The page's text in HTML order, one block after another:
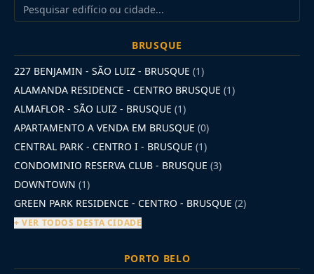
BRUSQUE
227 BENJAMIN - SÃO LUIZ - BRUSQUE (1)
ALAMANDA RESIDENCE - CENTRO BRUSQUE (1)
ALMAFLOR - SÃO LUIZ - BRUSQUE (1)
APARTAMENTO A VENDA EM BRUSQUE (0)
CENTRAL PARK - CENTRO I - BRUSQUE (1)
CONDOMINIO RESERVA CLUB - BRUSQUE (3)
DOWNTOWN (1)
GREEN PARK RESIDENCE - CENTRO - BRUSQUE (2)
+ VER TODOS DESTA CIDADE
PORTO BELO